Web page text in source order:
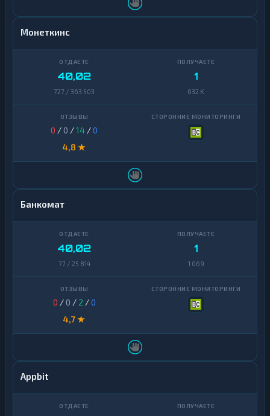
Монеткинс
40,02
727 / 363 503
1
632 K
0 / 0 /14 /0
4,8 ★
Банкомат
40,02
77 / 25 814
1
1 069
0 / 0 / 2 /0
4,7 ★
Appbit